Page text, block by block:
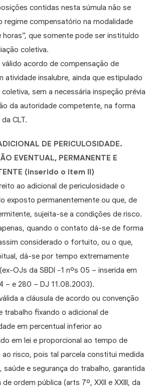
contidas nesta súmula não se
regime compensatório na modalidade
horas”, que somente pode ser instituído
coletiva.
válido acordo de compensação de
atividade insalubre, ainda que estipulado
sem a necessária inspeção prévia
da autoridade competente, na forma
CLT.
DE PERICULOSIDADE.
EVENTUAL, PERMANENTE E
(inserido o item II)
ao adicional de periculosidade o
exposto permanentemente ou que, de
sujeita-se a condições de risco.
quando o contato dá-se de forma
considerado o fortuito, ou o que,
dá-se por tempo extremamente
OJs da SBDI -1 nºs 05 – inserida em
– e 280 – DJ 11.08.2003).
a cláusula de acordo ou convenção
trabalho fixando o adicional de
em percentual inferior ao
em lei e proporcional ao tempo de
ao risco, pois tal parcela constitui medida
saúde e segurança do trabalho, garantida
ordem pública (arts 7º, XXII e XXIII, da